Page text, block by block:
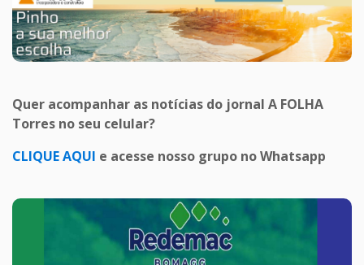
Quer acompanhar as notícias do jornal A FOLHA
Torres no seu celular?
CLIQUE AQUI e acesse nosso grupo no Whatsapp